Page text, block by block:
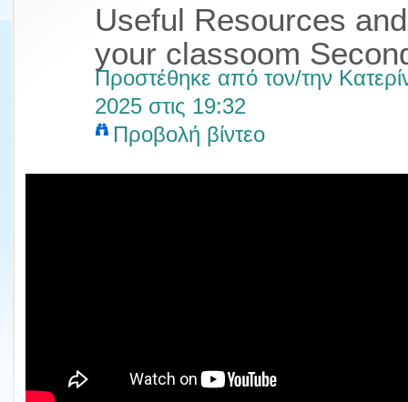
Useful Resources
your classoom
Προστέθηκε από τον/την
2025 στις 19:32
Προβολή βίντεο